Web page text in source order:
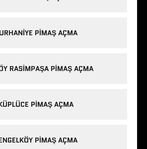
PIMAŞ AÇMA
RASIMPAŞA PIMAŞ AÇMA
PIMAŞ AÇMA
PIMAŞ AÇMA